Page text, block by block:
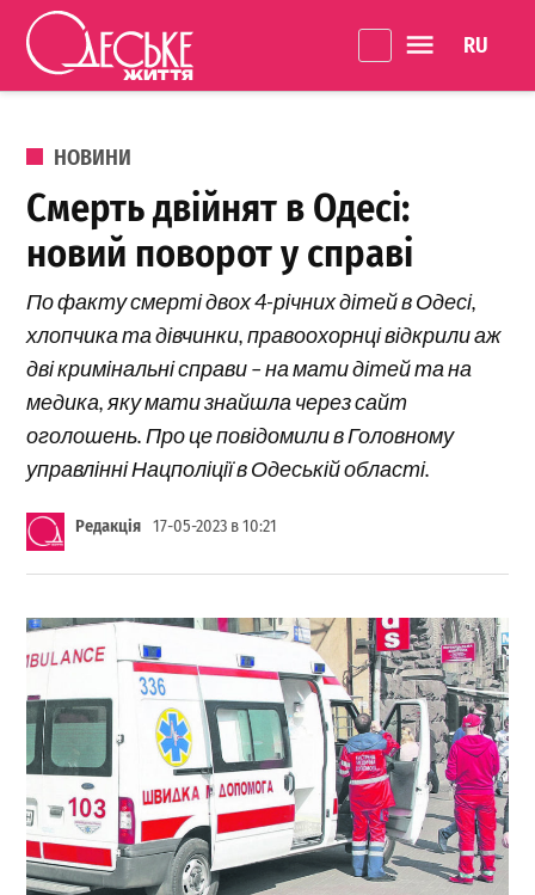
Перейти до вмісту
Життя
ОПУБЛІКОВАНО В
НОВИНИ
Смерть двійнят в Одесі:
новий поворот у справі
По факту смерті двох 4-річних дітей в Одесі,
хлопчика та дівчинки, правоохорнці відкрили аж
дві кримінальні справи – на мати дітей та на
медика, яку мати знайшла через сайт
оголошень. Про це повідомили в Головному
управлінні Нацполіції в Одеській області.
Редакція 17-05-2023 в 10:21